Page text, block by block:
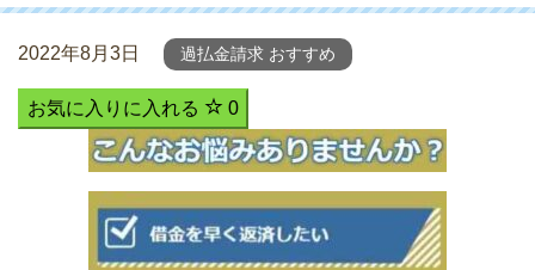
2022年8月3日 過払金請求 おすすめ
お気に入りに入れる 0